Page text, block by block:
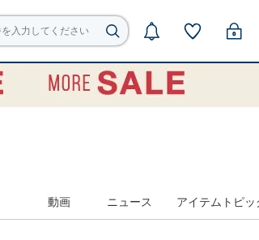
動画 ニュース アイテムトピッ